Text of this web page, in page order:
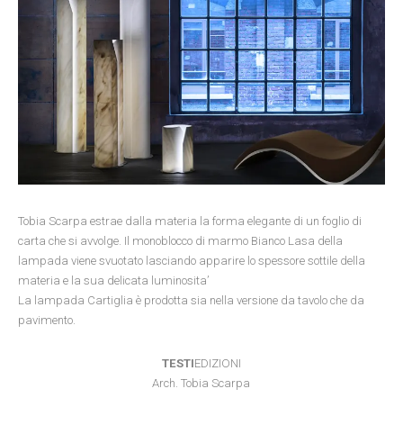
Tobia Scarpa estrae dalla materia la forma elegante di un foglio di
carta che si avvolge. Il monoblocco di marmo Bianco Lasa della
lampada viene svuotato lasciando apparire lo spessore sottile della
materia e la sua delicata luminosita’
La lampada Cartiglia è prodotta sia nella versione da tavolo che da
pavimento.
TESTIEDIZIONI
Arch. Tobia Scarpa